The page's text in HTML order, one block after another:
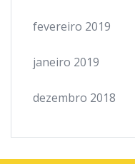
fevereiro 2019
janeiro 2019
dezembro 2018